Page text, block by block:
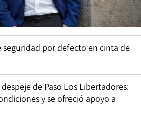
por defecto en cinta de
de Paso Los Libertadores:
y se ofreció apoyo a